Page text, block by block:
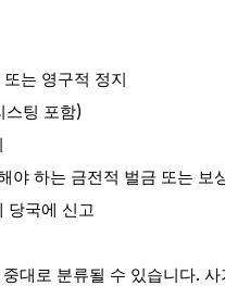
는 영구적 정지
스팅 포함)
야 하는 금전적 벌금 또는 보
당국에 신고
대로 분류될 수 있습니다.